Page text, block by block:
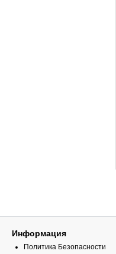
Информация
Политика Безопасности